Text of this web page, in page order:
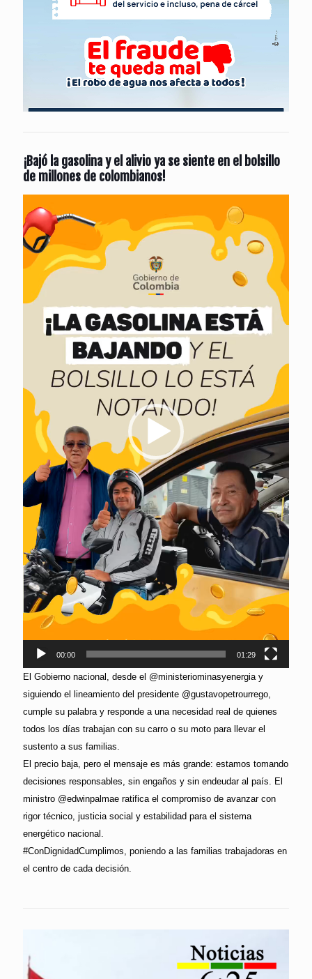
¡Bajó la gasolina y el alivio ya se siente en el bolsillo
de millones de colombianos!
de
vídeo
00:00 01:29
El Gobierno nacional, desde el @ministeriominasyenergia y
siguiendo el lineamiento del presidente @gustavopetrourrego,
cumple su palabra y responde a una necesidad real de quienes
todos los días trabajan con su carro o su moto para llevar el
sustento a sus familias.
El precio baja, pero el mensaje es más grande: estamos tomando
decisiones responsables, sin engaños y sin endeudar al país. El
ministro @edwinpalmae ratifica el compromiso de avanzar con
rigor técnico, justicia social y estabilidad para el sistema
energético nacional.
#ConDignidadCumplimos, poniendo a las familias trabajadoras en
el centro de cada decisión.